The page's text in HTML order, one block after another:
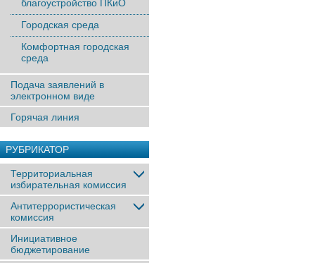
благоустройство ПКиО
Городская среда
Комфортная городская
среда
Подача заявлений в
электронном виде
Горячая линия
РУБРИКАТОР
Территориальная
избирательная комиссия
Антитеррористическая
комиссия
Инициативное
бюджетирование